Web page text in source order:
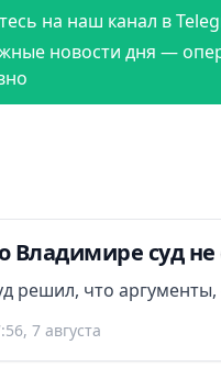
на наш канал в
новости дня —
Владимире суд не
решил, что
7 августа